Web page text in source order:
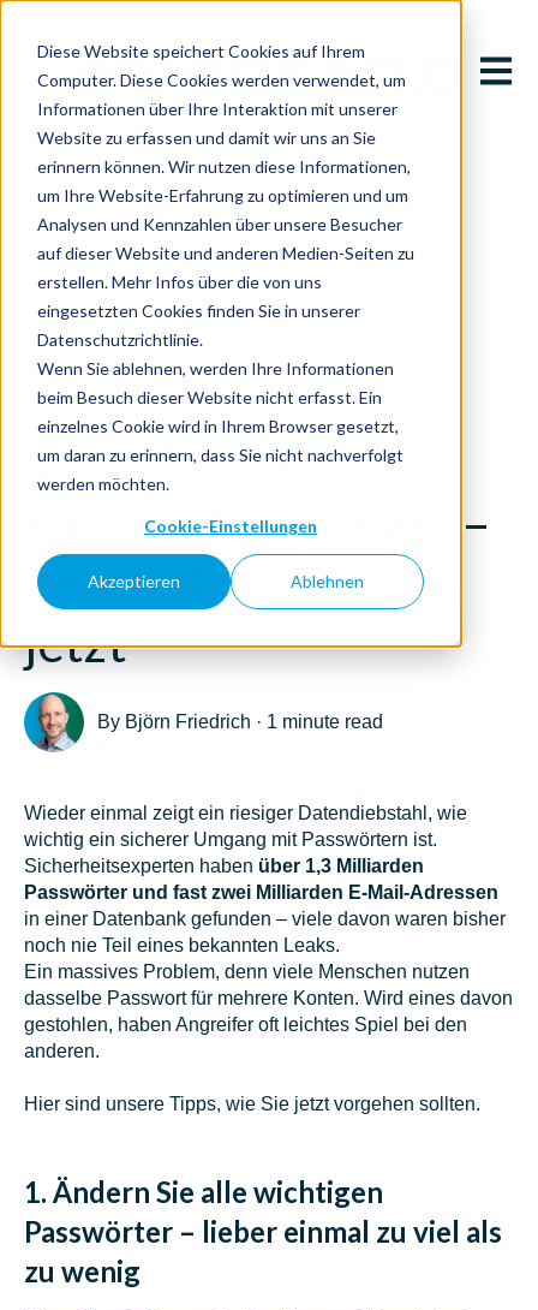
Diese Website speichert Cookies auf Ihrem
Computer. Diese Cookies werden verwendet, um
Informationen über Ihre Interaktion mit unserer
Website zu erfassen und damit wir uns an Sie
erinnern können. Wir nutzen diese Informationen,
um Ihre Website-Erfahrung zu optimieren und um
Analysen und Kennzahlen über unsere Besucher
auf dieser Website und anderen Medien-Seiten zu
erstellen. Mehr Infos über die von uns
eingesetzten Cookies finden Sie in unserer
Datenschutzrichtlinie.
Wenn Sie ablehnen, werden Ihre Informationen
beim Besuch dieser Website nicht erfasst. Ein
einzelnes Cookie wird in Ihrem Browser gesetzt,
um daran zu erinnern, dass Sie nicht nachverfolgt
werden möchten.
Cookie-Einstellungen
Akzeptieren Ablehnen
Open
All posts
November 11, 2025
1,3 Milliarden
Passwörter geleakt –
so schützen Sie sich
jetzt
By Björn Friedrich · 1 minute read
Wieder einmal zeigt ein riesiger Datendiebstahl, wie
wichtig ein sicherer Umgang mit Passwörtern ist.
Sicherheitsexperten haben über 1,3 Milliarden
Passwörter und fast zwei Milliarden E-Mail-Adressen
in einer Datenbank gefunden – viele davon waren bisher
noch nie Teil eines bekannten Leaks.
Ein massives Problem, denn viele Menschen nutzen
dasselbe Passwort für mehrere Konten. Wird eines davon
gestohlen, haben Angreifer oft leichtes Spiel bei den
anderen.
Hier sind unsere Tipps, wie Sie jetzt vorgehen sollten.
1. Ändern Sie alle wichtigen
Passwörter – lieber einmal zu viel als
zu wenig